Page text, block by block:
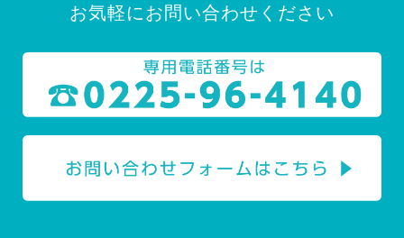
お気軽にお問い合わせください